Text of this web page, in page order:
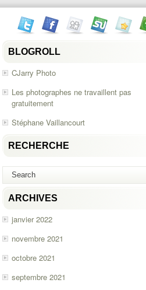
BLOGROLL
CJarry Photo
Les photographes ne travaillent pas
gratuitement
Stéphane Vaillancourt
RECHERCHE
ARCHIVES
janvier 2022
novembre 2021
octobre 2021
septembre 2021